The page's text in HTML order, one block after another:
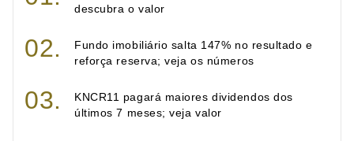
descubra o valor
Fundo imobiliário salta 147% no resultado e
reforça reserva; veja os números
KNCR11 pagará maiores dividendos dos
últimos 7 meses; veja valor